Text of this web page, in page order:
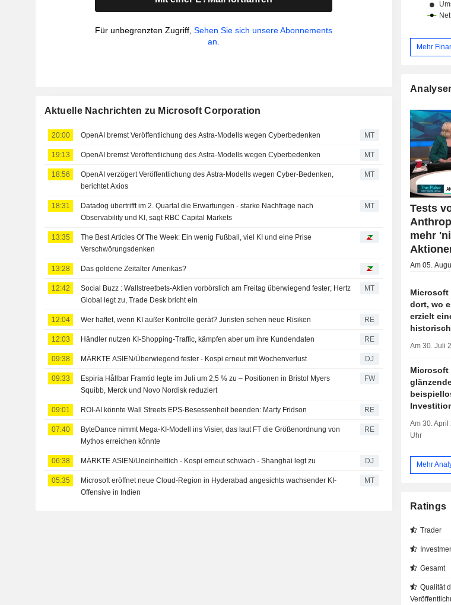
Für unbegrenzten Zugriff,Sehen Sie sich unsere Abonnements
an.
Aktuelle Nachrichten zu Microsoft Corporation
20:00 OpenAI bremst Veröffentlichung des Astra-Modells wegen Cyberbedenken MT
19:13 OpenAI bremst Veröffentlichung des Astra-Modells wegen Cyberbedenken MT
18:56
OpenAI verzögert Veröffentlichung des Astra-Modells wegen Cyber-Bedenken,
berichtet Axios
MT
18:31
Datadog übertrifft im 2. Quartal die Erwartungen - starke Nachfrage nach
Observability und KI, sagt RBC Capital Markets
MT
13:35
The Best Articles Of The Week: Ein wenig Fußball, viel KI und eine Prise
Verschwörungsdenken
13:28 Das goldene Zeitalter Amerikas?
12:42
Social Buzz : Wallstreetbets-Aktien vorbörslich am Freitag überwiegend fester; Hertz
Global legt zu, Trade Desk bricht ein
MT
12:04 Wer haftet, wenn KI außer Kontrolle gerät? Juristen sehen neue Risiken RE
12:03 Händler nutzen KI-Shopping-Traffic, kämpfen aber um ihre Kundendaten RE
09:38 MÄRKTE ASIEN/Überwiegend fester - Kospi erneut mit Wochenverlust DJ
09:33
Espiria Hållbar Framtid legte im Juli um 2,5 % zu – Positionen in Bristol Myers
Squibb, Merck und Novo Nordisk reduziert
FW
09:01 ROI-AI könnte Wall Streets EPS-Besessenheit beenden: Marty Fridson RE
07:40
ByteDance nimmt Mega-KI-Modell ins Visier, das laut FT die Größenordnung von
Mythos erreichen könnte
RE
06:38 MÄRKTE ASIEN/Uneinheitlich - Kospi erneut schwach - Shanghai legt zu DJ
05:35
Microsoft eröffnet neue Cloud-Region in Hyderabad angesichts wachsender KI-
Offensive in Indien
MT
Mehr
Tests
mehr
Am 05.
dort, wo
erzielt
Am 30. Juli
Microsoft
Am 30.
Uhr
Mehr
Ratings
Trader
Gesamt
Qualität